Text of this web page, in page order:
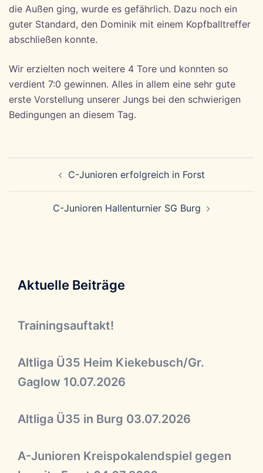
die Außen ging, wurde es gefährlich. Dazu noch ein
guter Standard, den Dominik mit einem Kopfballtreffer
abschließen konnte.
Wir erzielten noch weitere 4 Tore und konnten so
verdient 7:0 gewinnen. Alles in allem eine sehr gute
erste Vorstellung unserer Jungs bei den schwierigen
Bedingungen an diesem Tag.
C-Junioren erfolgreich in Forst
C-Junioren Hallenturnier SG Burg
Aktuelle Beiträge
Trainingsauftakt!
Altliga Ü35 Heim Kiekebusch/Gr.
Gaglow 10.07.2026
Altliga Ü35 in Burg 03.07.2026
A-Junioren Kreispokalendspiel gegen